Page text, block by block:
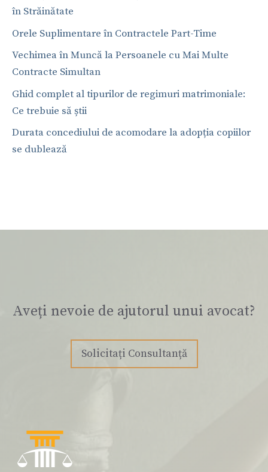
în Străinătate
Orele Suplimentare în Contractele Part-Time
Vechimea în Muncă la Persoanele cu Mai Multe
Contracte Simultan
Ghid complet al tipurilor de regimuri matrimoniale:
Ce trebuie să știi
Durata concediului de acomodare la adopția copiilor
se dublează
Aveți nevoie de ajutorul unui avocat?
Solicitați Consultanță